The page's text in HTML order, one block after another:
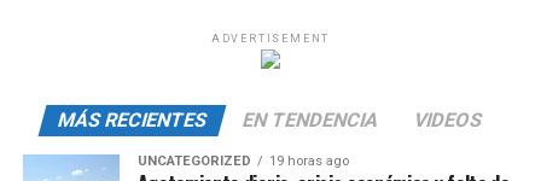
ADVERTISEMENT
MÁS RECIENTES EN TENDENCIA VIDEOS
UNCATEGORIZED 19 horas ago